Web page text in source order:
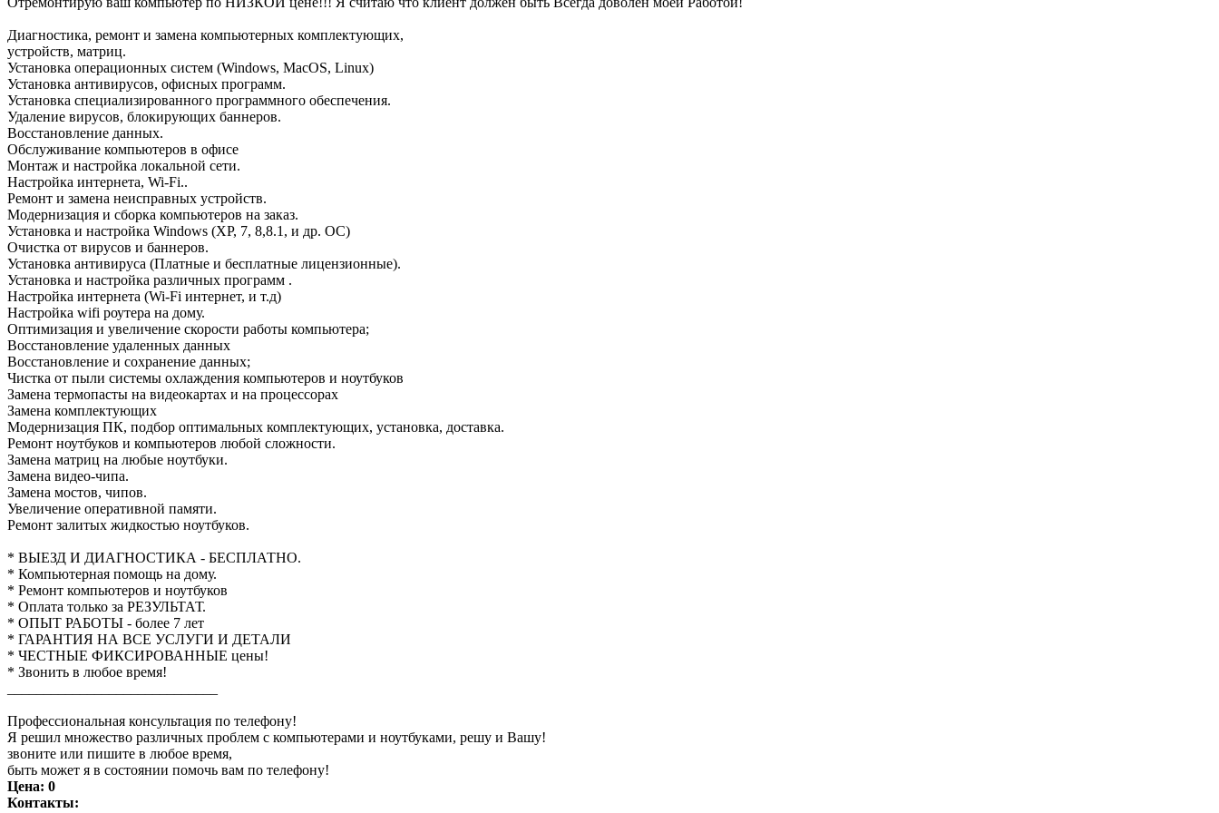
Диагностика, ремонт и замена компьютерных комплектующих,
устройств, матриц.
Установка операционных систем (Windows, MacOS, Linux)
Установка антивирусов, офисных программ.
Установка специализированного программного обеспечения.
Удаление вирусов, блокирующих баннеров.
Восстановление данных.
Обслуживание компьютеров в офисе
Монтаж и настройка локальной сети.
Настройка интернета, Wi-Fi..
Ремонт и замена неисправных устройств.
Модернизация и сборка компьютеров на заказ.
Установка и настройка Windows (ХР, 7, 8,8.1, и др. ОС)
Очистка от вирусов и баннеров.
Установка антивируса (Платные и бесплатные лицензионные).
Установка и настройка различных программ .
Настройка интернета (Wi-Fi интернет, и т.д)
Настройка wifi роутера на дому.
Оптимизация и увеличение скорости работы компьютера;
Восстановление удаленных данных
Восстановление и сохранение данных;
Чистка от пыли системы охлаждения компьютеров и ноутбуков
Замена термопасты на видеокартах и на процессорах
Замена комплектующих
Модернизация ПК, подбор оптимальных комплектующих, установка, доставка.
Ремонт ноутбуков и компьютеров любой сложности.
Замена матриц на любые ноутбуки.
Замена видео-чипа.
Замена мостов, чипов.
Увеличение оперативной памяти.
Ремонт залитых жидкостью ноутбуков.
* ВЫЕЗД И ДИАГНОСТИКА - БЕСПЛАТНО.
* Компьютерная помощь на дому.
* Ремонт компьютеров и ноутбуков
* Оплата только за РЕЗУЛЬТАТ.
* ОПЫТ РАБОТЫ - более 7 лет
* ГАРАНТИЯ НА ВСЕ УСЛУГИ И ДЕТАЛИ
* ЧЕСТНЫЕ ФИКСИРОВАННЫЕ цены!
* Звонить в любое время!
Профессиональная консультация по телефону!
Я решил множество различных проблем с компьютерами и ноутбуками, решу и Вашу!
звоните или пишите в любое время,
быть может я в состоянии помочь вам по телефону!
Цена: 0
Контакты: